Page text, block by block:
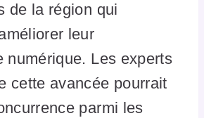
de la région qui
leur
numérique. Les experts
cette avancée pourrait
parmi les